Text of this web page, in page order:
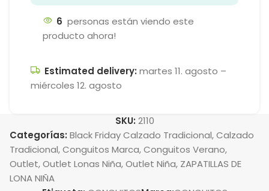
6 personas están viendo este
producto ahora!
Estimated delivery: martes 11. agosto –
miércoles 12. agosto
SKU: 2110
Categorías: Black Friday Calzado Tradicional,Calzado
Tradicional,Conguitos Marca,Conguitos Verano,
Outlet,Outlet Lonas Niña,Outlet Niña, ZAPATILLAS DE
LONA NIÑA